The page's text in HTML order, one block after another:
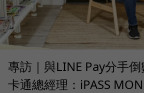
專訪｜與LINE Pay分手
卡通總經理：iPASS